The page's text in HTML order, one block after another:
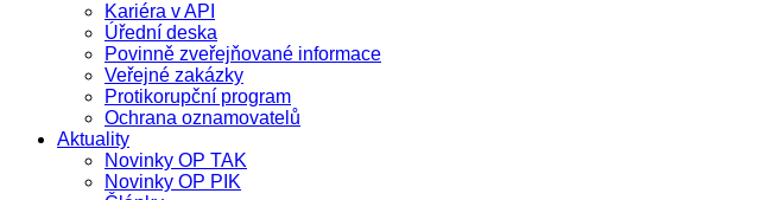
Kariéra v API
Úřední deska
Povinně zveřejňované informace
Veřejné zakázky
Protikorupční program
Ochrana oznamovatelů
Aktuality
Novinky OP TAK
Novinky OP PIK